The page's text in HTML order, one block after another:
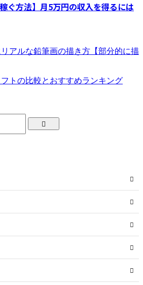
ぐ方法】月5万円の収入を得るには
アルな鉛筆画の描き方【部分的に描
トの比較とおすすめランキング